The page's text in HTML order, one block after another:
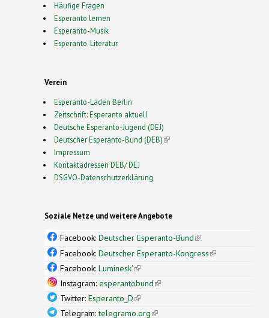
Häufige Fragen
Esperanto lernen
Esperanto-Musik
Esperanto-Literatur
Verein
Esperanto-Laden Berlin
Zeitschrift: Esperanto aktuell
Deutsche Esperanto-Jugend (DEJ)
Deutscher Esperanto-Bund (DEB)(link is external)
Impressum
Kontaktadressen DEB/ DEJ
DSGVO-Datenschutzerklärung
Soziale Netze und weitere Angebote
Facebook: Deutscher Esperanto-Bund(link is
external)
Facebook: Deutscher Esperanto-Kongress(link is
Facebook: Luminesk'(link is external)
Instagram: esperantobund(link is external)
Twitter: Esperanto_D(link is external)
Telegram:telegramo.org(link is external)